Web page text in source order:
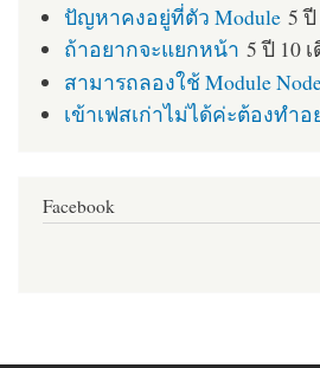
ปัญหาคงอยู่ที่ตัว Module 5
ถ้าอยากจะแยกหน้า 5 ปี 10
สามารถลองใช้ Module
เข้าเฟสเก่าไม่ได้ค่ะต้องทำอ
Facebook